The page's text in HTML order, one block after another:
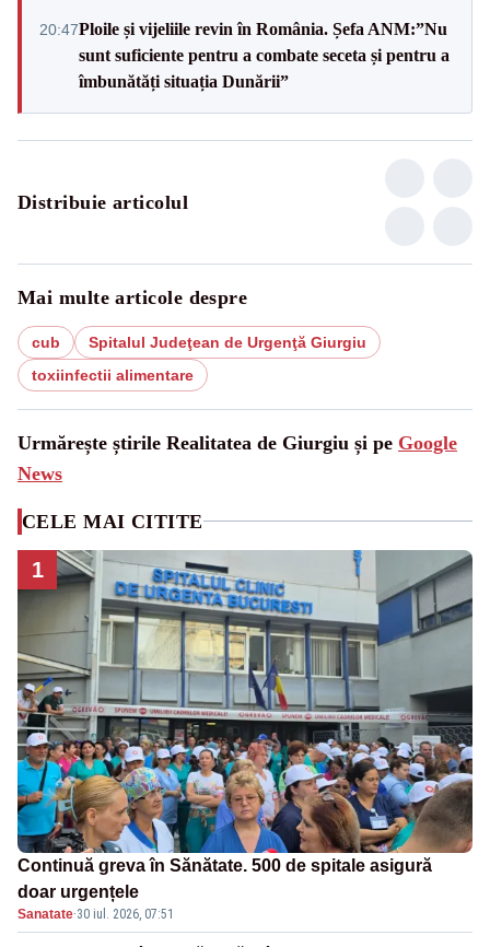
20:47Ploile și vijeliile revin în România. Șefa ANM:”Nu
sunt suficiente pentru a combate seceta și pentru a
îmbunătăți situația Dunării”
Distribuie articolul
Mai multe articole despre
cub
Spitalul Judeţean de Urgenţă Giurgiu
toxiinfectii alimentare
Urmărește știrile Realitatea de Giurgiu și pe Google
News
CELE MAI CITITE
1
Continuă greva în Sănătate. 500 de spitale asigură
doar urgențele
Sanatate·30 iul. 2026, 07:51